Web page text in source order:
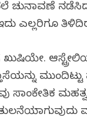
ಚುನಾವಣೆ
ಎಲ್ಲರಿಗೂ
ಸಾಂಕೇತಿಕ